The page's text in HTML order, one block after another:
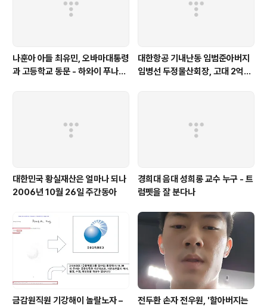
서' '아니 그거 말고, 다음에서 오늘..
나훈아 아들 최유민, 오바마대통령
과 고등학교 동문 - 하와이 푸나호
대한항공 기내난동 임범준아버지
임병선 두정물산회장, 고대 2억기
대한민국 황실재산은 얼마나 되나
2006년 10월 26일 주간동아
경희대 음대 성희롱 교수 누구 - 트
럼펫을 잘 분다나
금감원직원 기강해이 놀랄노자 –
전두환 손자 전우원, '할아버지는